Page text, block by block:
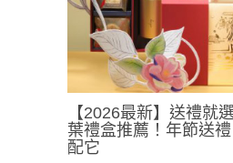
【2026最新】送禮就
葉禮盒推薦！年節送
配它